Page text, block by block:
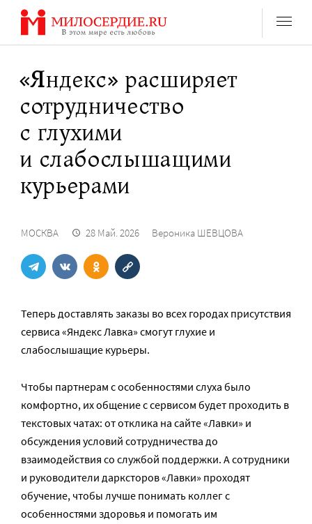
Перейти
содержанию
«Яндекс» расширяет
сотрудничество
с глухими
и слабослышащими
курьерами
МОСКВА 28 Май. 2026 Вероника ШЕВЦОВА
Теперь доставлять заказы во всех городах присутствия
сервиса «Яндекс Лавка» смогут глухие и
слабослышащие курьеры.
Чтобы партнерам с особенностями слуха было
комфортно, их общение с сервисом будет проходить в
текстовых чатах: от отклика на сайте «Лавки» и
обсуждения условий сотрудничества до
взаимодействия со службой поддержки. А сотрудники
и руководители дарксторов «Лавки» проходят
обучение, чтобы лучше понимать коллег с
особенностями здоровья и помогать им